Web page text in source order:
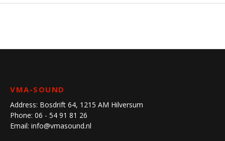
VMA-SOUND
Address: Bosdrift 64, 1215 AM Hilversum
Phone: 06 - 54 91 81 26
Email: info@vmasound.nl